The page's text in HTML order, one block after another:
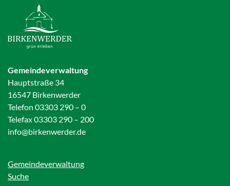
Gemeindeverwaltung
Hauptstraße 34
16547 Birkenwerder
Telefon 03303 290 – 0
Telefax 03303 290 – 200
info@birkenwerder.de
Gemeindeverwaltung
Suche